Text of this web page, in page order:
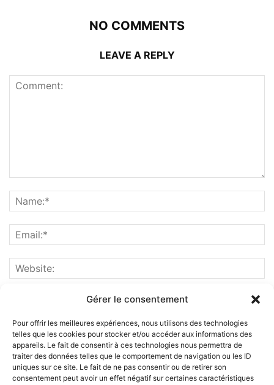
Gérer le consentement
Pour offrir les meilleures expériences, nous utilisons des technologies
telles que les cookies pour stocker et/ou accéder aux informations des
appareils. Le fait de consentir à ces technologies nous permettra de
traiter des données telles que le comportement de navigation ou les ID
uniques sur ce site. Le fait de ne pas consentir ou de retirer son
consentement peut avoir un effet négatif sur certaines caractéristiques
NO COMMENTS
LEAVE A REPLY